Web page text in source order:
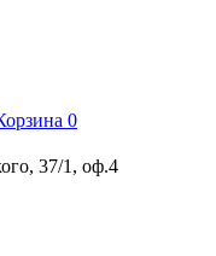
0
37/1, оф.4